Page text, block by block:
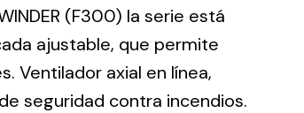
(F300) la serie está
ajustable, que permite
Ventilador axial en línea,
seguridad contra incendios.